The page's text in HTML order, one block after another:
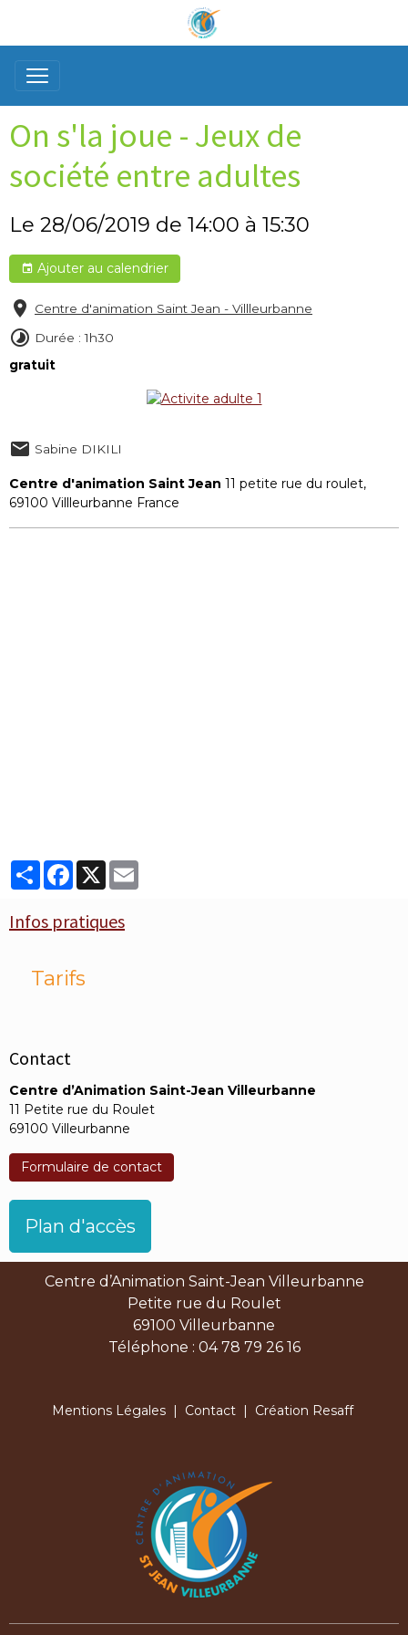
On s'la joue - Jeux de
société entre adultes
Le 28/06/2019 de 14:00 à 15:30
Ajouter au calendrier
Centre d'animation Saint Jean - Villleurbanne
Durée : 1h30
gratuit
Sabine DIKILI
Centre d'animation Saint Jean 11 petite rue du roulet,
69100 Villleurbanne France
PartagerFacebook
X
Infos pratiques
Tarifs
Contact
Centre d’Animation Saint-Jean Villeurbanne
11 Petite rue du Roulet
69100 Villeurbanne
Formulaire de contact
Plan d'accès
Centre d’Animation Saint-Jean Villeurbanne
Petite rue du Roulet
69100 Villeurbanne
Téléphone : 04 78 79 26 16
Mentions Légales| Contact| Création Resaff